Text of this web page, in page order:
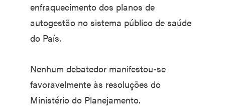
enfraquecimento dos planos de
autogestão no sistema público de saúde
do País.
Nenhum debatedor manifestou-se
favoravelmente às resoluções do
Ministério do Planejamento.